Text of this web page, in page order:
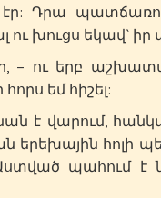
էր: Դրա
խուցս եկավ` իր
– ու երբ
եմ հիշել:
է վարում,
երեխային հոլի
պահում